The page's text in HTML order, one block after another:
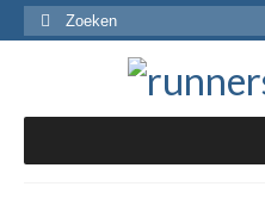
Zoeken
naar: